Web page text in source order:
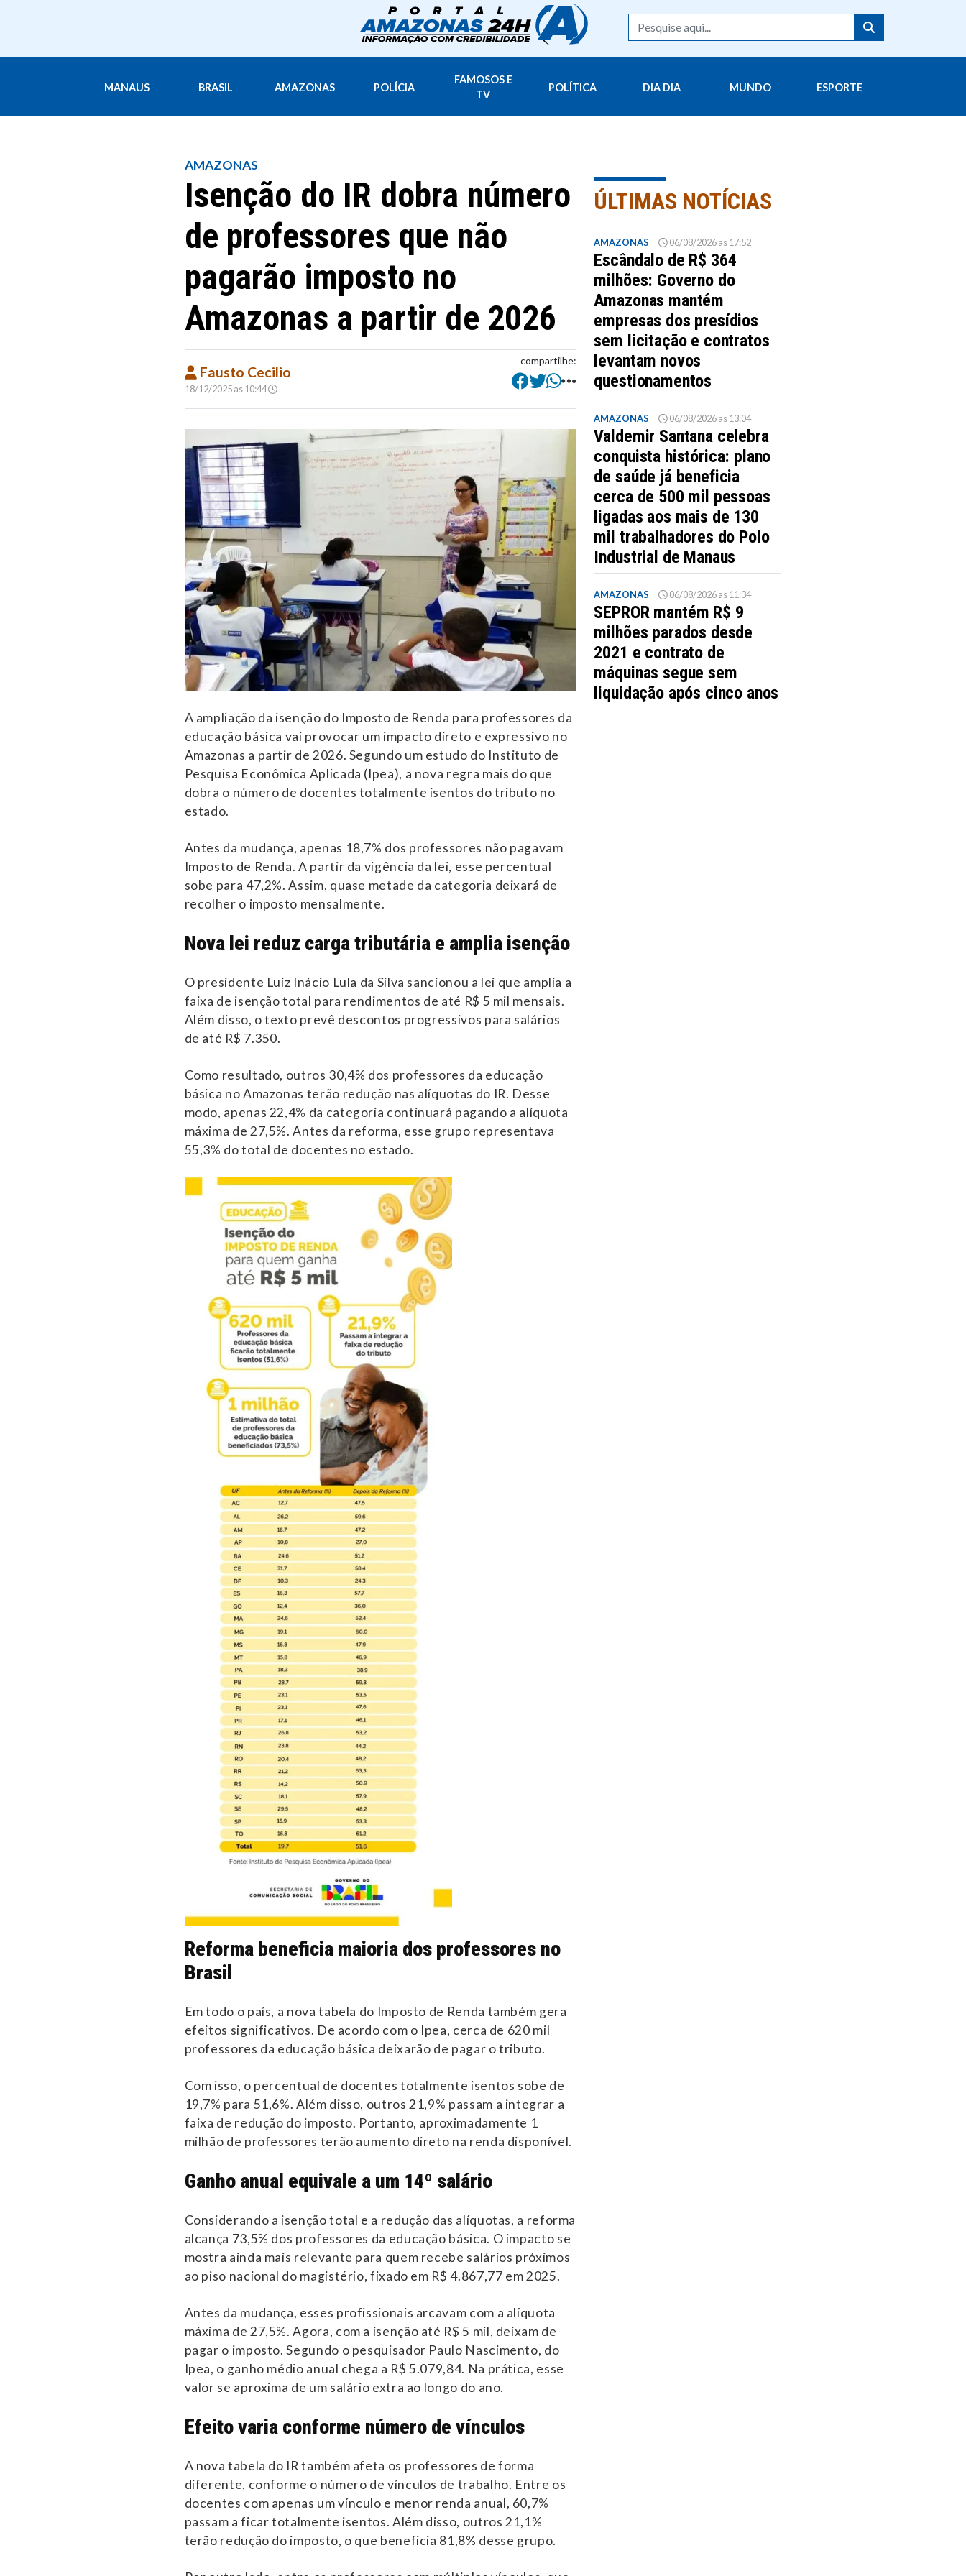
MANAUS BRASIL AMAZONAS POLÍCIA
FAMOSOS E
TV
POLÍTICA DIA DIA MUNDO ESPORTE
AMAZONAS
Isenção do IR dobra número
de professores que não
pagarão imposto no
Amazonas a partir de 2026
Fausto Cecilio
18/12/2025 as 10:44
compartilhe:
A ampliação da isenção do Imposto de Renda para professores da
educação básica vai provocar um impacto direto e expressivo no
Amazonas a partir de 2026. Segundo um estudo do Instituto de
Pesquisa Econômica Aplicada (Ipea), a nova regra mais do que
dobra o número de docentes totalmente isentos do tributo no
estado.
Antes da mudança, apenas 18,7% dos professores não pagavam
Imposto de Renda. A partir da vigência da lei, esse percentual
sobe para 47,2%. Assim, quase metade da categoria deixará de
recolher o imposto mensalmente.
Nova lei reduz carga tributária e amplia isenção
O presidente Luiz Inácio Lula da Silva sancionou a lei que amplia a
faixa de isenção total para rendimentos de até R$ 5 mil mensais.
Além disso, o texto prevê descontos progressivos para salários
de até R$ 7.350.
Como resultado, outros 30,4% dos professores da educação
básica no Amazonas terão redução nas alíquotas do IR. Desse
modo, apenas 22,4% da categoria continuará pagando a alíquota
máxima de 27,5%. Antes da reforma, esse grupo representava
55,3% do total de docentes no estado.
Reforma beneficia maioria dos professores no
Brasil
Em todo o país, a nova tabela do Imposto de Renda também gera
efeitos significativos. De acordo com o Ipea, cerca de 620 mil
professores da educação básica deixarão de pagar o tributo.
Com isso, o percentual de docentes totalmente isentos sobe de
19,7% para 51,6%. Além disso, outros 21,9% passam a integrar a
faixa de redução do imposto. Portanto, aproximadamente 1
milhão de professores terão aumento direto na renda disponível.
Ganho anual equivale a um 14º salário
Considerando a isenção total e a redução das alíquotas, a reforma
alcança 73,5% dos professores da educação básica. O impacto se
mostra ainda mais relevante para quem recebe salários próximos
ao piso nacional do magistério, fixado em R$ 4.867,77 em 2025.
Antes da mudança, esses profissionais arcavam com a alíquota
máxima de 27,5%. Agora, com a isenção até R$ 5 mil, deixam de
pagar o imposto. Segundo o pesquisador Paulo Nascimento, do
Ipea, o ganho médio anual chega a R$ 5.079,84. Na prática, esse
valor se aproxima de um salário extra ao longo do ano.
Efeito varia conforme número de vínculos
A nova tabela do IR também afeta os professores de forma
diferente, conforme o número de vínculos de trabalho. Entre os
docentes com apenas um vínculo e menor renda anual, 60,7%
passam a ficar totalmente isentos. Além disso, outros 21,1%
terão redução do imposto, o que beneficia 81,8% desse grupo.
ÚLTIMAS NOTÍCIAS
AMAZONAS 06/08/2026 as 17:52
Escândalo de R$ 364
milhões: Governo do
Amazonas mantém
empresas dos presídios
sem licitação e contratos
levantam novos
questionamentos
AMAZONAS 06/08/2026 as 13:04
Valdemir Santana celebra
conquista histórica: plano
de saúde já beneficia
cerca de 500 mil pessoas
ligadas aos mais de 130
mil trabalhadores do Polo
Industrial de Manaus
AMAZONAS 06/08/2026 as 11:34
SEPROR mantém R$ 9
milhões parados desde
2021 e contrato de
máquinas segue sem
liquidação após cinco anos